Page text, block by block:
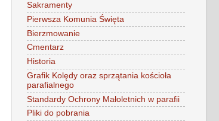
Sakramenty
Pierwsza Komunia Święta
Bierzmowanie
Cmentarz
Historia
Grafik Kolędy oraz sprzątania kościoła
parafialnego
Standardy Ochrony Małoletnich w parafii
Pliki do pobrania